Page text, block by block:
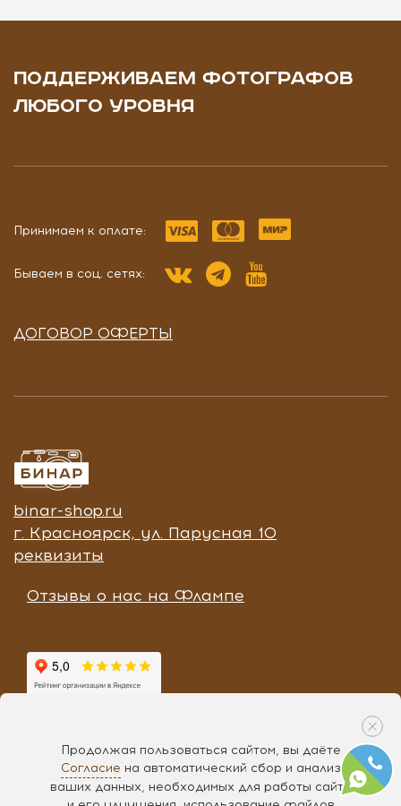
ПОДДЕРЖИВАЕМ ФОТОГРАФОВ
ЛЮБОГО УРОВНЯ
Принимаем к оплате:
Бываем в соц. сетях:
ДОГОВОР ОФЕРТЫ
binar-shop.ru
г. Красноярск, ул. Парусная 10
реквизиты
Отзывы о нас на Флампе
Разработка « Чипса», 2017
Продолжая пользоваться сайтом, вы даёте
Согласие на автоматический сбор и анализ
ваших данных, необходимых для работы сайта